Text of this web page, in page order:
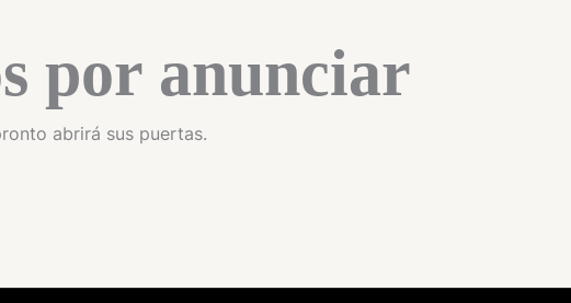
por anunciar
abrirá sus puertas.